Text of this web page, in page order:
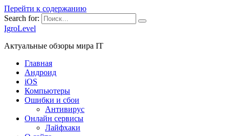
Перейти к содержанию
Search for:
IgroLevel
Актуальные обзоры мира IT
Главная
Андроид
iOS
Компьютеры
Ошибки и сбои
Антивирус
Онлайн сервисы
Лайфхаки